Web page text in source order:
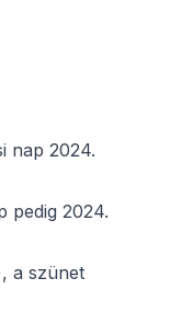
nap 2024.
pedig 2024.
a szünet